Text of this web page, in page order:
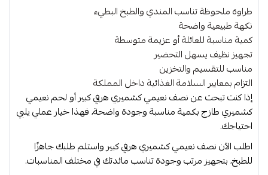
طراوة ملحوظة تناسب المندي والطبخ البطيء
نكهة طبيعية واضحة
كمية مناسبة للعائلة أو عزيمة متوسطة
تجهيز نظيف يسهل التحضير
مناسب للتقسيم والتخزين
التزام بمعايير السلامة الغذائية داخل المملكة
إذا كنت تبحث عن نصف نعيمي كشميري هرفي كبير أو لحم نعيمي
كشميري طازج بكمية مناسبة وجودة واضحة، فهذا خيار عملي يلبي
احتياجك.
اطلب الآن نصف نعيمي كشميري هرفي كبير واستلم طلبك جاهزًا
للطبخ، بتجهيز مرتب وجودة تناسب مائدتك في مختلف المناسبات.